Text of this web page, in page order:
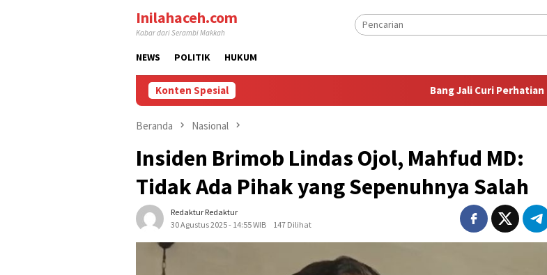
Inilahaceh.com
Kabar dari Serambi Makkah
NEWS POLITIK HUKUM
Konten Spesial Bang Jali Curi Perhatian Megawati,
Beranda Nasional
Insiden Brimob Lindas Ojol, Mahfud MD:
Tidak Ada Pihak yang Sepenuhnya Salah
Redaktur Redaktur
30 Agustus 2025 - 14:55 WIB
147 Dilihat